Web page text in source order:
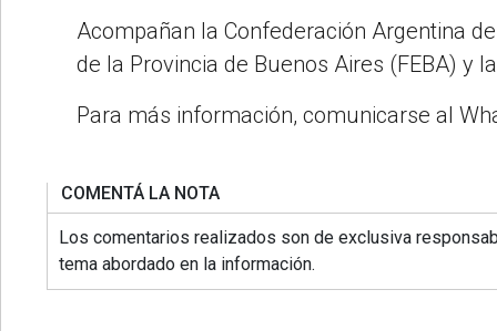
Acompañan la Confederación Argentina
de la Provincia de Buenos Aires (FEBA) y
Para más información, comunicarse al
COMENTÁ LA NOTA
Los comentarios realizados son de exclusiva
tema abordado en la información.